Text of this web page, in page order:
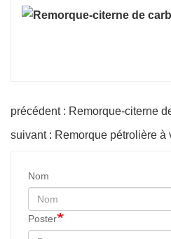
précédent : Remorque-citerne
suivant : Remorque pétrolière à
Nom
Poster